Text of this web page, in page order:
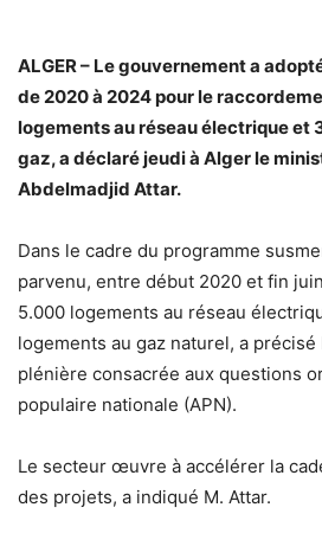
ALGER – Le gouvernement a
de 2020 à 2024 pour le
logements au réseau électrique et
gaz, a déclaré jeudi à Alger le
Abdelmadjid Attar.
Dans le cadre du programme
parvenu, entre début 2020 et fin
5.000 logements au réseau
logements au gaz naturel, a précisé
plénière consacrée aux questions
populaire nationale (APN).
Le secteur œuvre à accélérer la
des projets, a indiqué M. Attar.